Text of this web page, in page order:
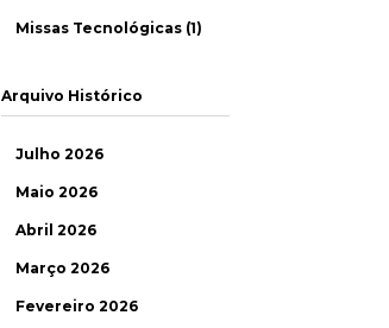
Missas Tecnológicas (1)
Arquivo Histórico
Julho 2026
Maio 2026
Abril 2026
Março 2026
Fevereiro 2026